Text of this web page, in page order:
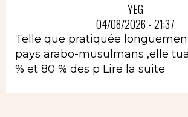
YEG
04/08/2026 - 21:37
Telle que pratiquée
pays arabo-musulmans ,elle
% et 80 % des p Lire la suite